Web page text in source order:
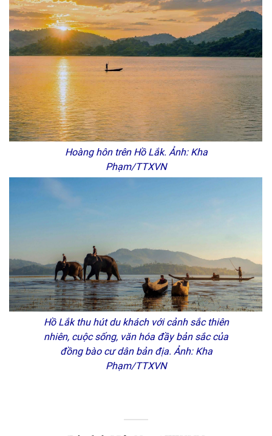
Hoàng hôn trên Hồ Lắk. Ảnh: Kha
Phạm/TTXVN
Hồ Lắk thu hút du khách với cảnh sắc thiên
nhiên, cuộc sống, văn hóa đầy bản sắc của
đồng bào cư dân bản địa. Ảnh: Kha
Phạm/TTXVN